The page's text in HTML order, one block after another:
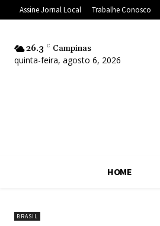
Assine Jornal Local Trabalhe Conosco
26.3 C Campinas
quinta-feira, agosto 6, 2026
HOME
BRASIL